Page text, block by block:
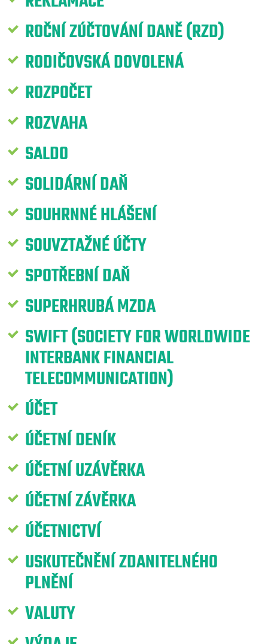
ROČNÍ ZÚČTOVÁNÍ DANĚ (RZD)
RODIČOVSKÁ DOVOLENÁ
ROZPOČET
ROZVAHA
SALDO
SOLIDÁRNÍ DAŇ
SOUHRNNÉ HLÁŠENÍ
SOUVZTAŽNÉ ÚČTY
SPOTŘEBNÍ DAŇ
SUPERHRUBÁ MZDA
SWIFT (SOCIETY FOR WORLDWIDE
INTERBANK FINANCIAL
TELECOMMUNICATION)
ÚČET
ÚČETNÍ DENÍK
ÚČETNÍ UZÁVĚRKA
ÚČETNÍ ZÁVĚRKA
ÚČETNICTVÍ
USKUTEČNĚNÍ ZDANITELNÉHO
PLNĚNÍ
VALUTY